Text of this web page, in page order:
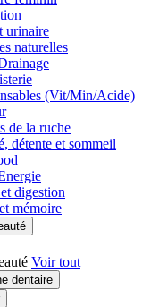
urinaire
naturelles
(Vit/Min/Acide)
de la ruche
détente et sommeil
digestion
mémoire
Voir tout
dentaire